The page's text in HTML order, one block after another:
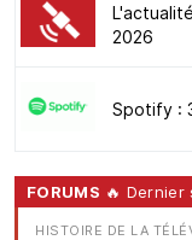
2026
Spotify :
FORUMS 🔥
HISTOIRE DE LA